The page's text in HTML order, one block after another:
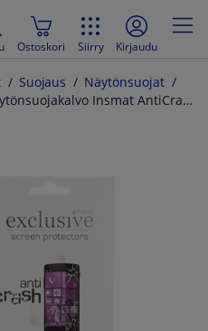
Ostoskori Siirry Kirjaudu
Suojaus
Näytönsuojat
Samsung Galaxy S22 Ultra -näytönsuojakalvo Insmat AntiCrash